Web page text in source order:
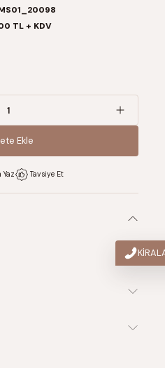
TL + KDV
Ekle
Ekle
Yaz Tavsiye Et